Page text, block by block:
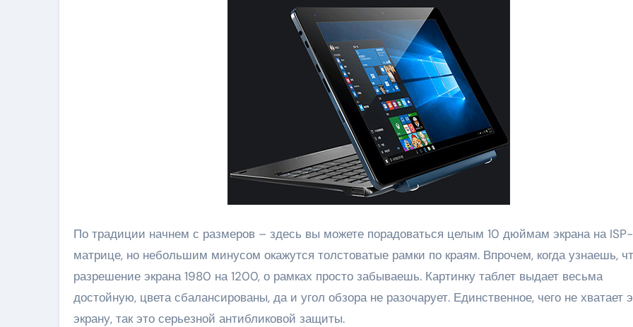
По традиции начнем с размеров – здесь вы можете порадоваться целым 10 дюймам экрана на ISP-
матрице, но небольшим минусом окажутся толстоватые рамки по краям. Впрочем, когда узнаешь,
разрешение экрана 1980 на 1200, о рамках просто забываешь. Картинку таблет выдает весьма
достойную, цвета сбалансированы, да и угол обзора не разочарует. Единственное, чего не хватает
экрану, так это серьезной антибликовой защиты.